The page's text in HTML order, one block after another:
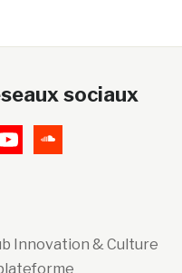
sociaux
Innovation & Culture